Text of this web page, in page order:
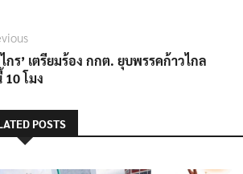
แนวPrevious
post:
ไกร’ เตรียมร้อง กกต. ยุบพรรคก้าวไกล
10 โมง
POSTS